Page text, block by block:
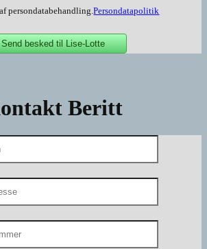
persondatabehandling.Persondatapolitik
Beritt